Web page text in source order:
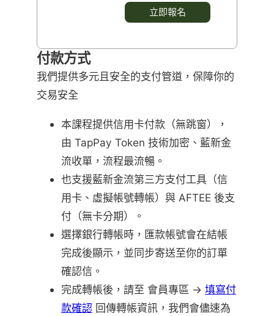
立即報名
付款方式
我們提供多元且安全的支付管道，保障你的
交易安全
本課程提供信用卡付款（無跳窗），
由 TapPay Token 技術加密、藍新金
流收單，流程最流暢。
也支援藍新金流第三方支付工具（信
用卡、虛擬帳號轉帳）與 AFTEE 後支
付（無卡分期）。
選擇銀行轉帳時，匯款帳號會在結帳
完成後顯示，並同步寄送至你的訂單
確認信。
完成轉帳後，請至 會員專區 → 填寫付
款確認 回傳轉帳資訊，我們會儘速為